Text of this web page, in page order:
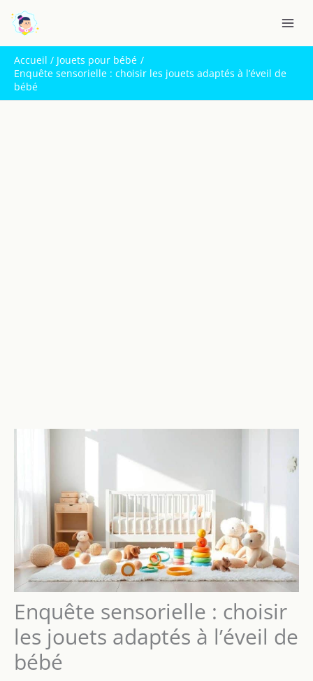
contenu
Accueil
Jouets pour bébé
Enquête sensorielle : choisir les jouets adaptés à l’éveil de
bébé
Enquête sensorielle : choisir
les jouets adaptés à l’éveil de
bébé
e
c
h
e